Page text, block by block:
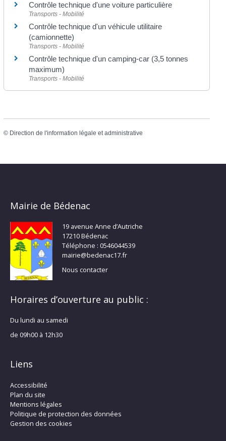
Contrôle technique d'une voiture particulière
Transports - Mobilité
Contrôle technique d'un véhicule utilitaire
(camionnette)
Transports - Mobilité
Contrôle technique d'un camping-car (3,5 tonnes
maximum)
Transports - Mobilité
© Direction de l'information légale et administrative
Mairie de Bédenac
19 avenue Anne d’Autriche
17210 Bédenac
Téléphone : 0546044539
mairie@bedenac17.fr
Nous contacter
Horaires d’ouverture au public :
Du lundi au samedi
de 09h00 à 12h30
Liens
Accessibilité
Plan du site
Mentions légales
Politique de protection des données
Gestion des cookies